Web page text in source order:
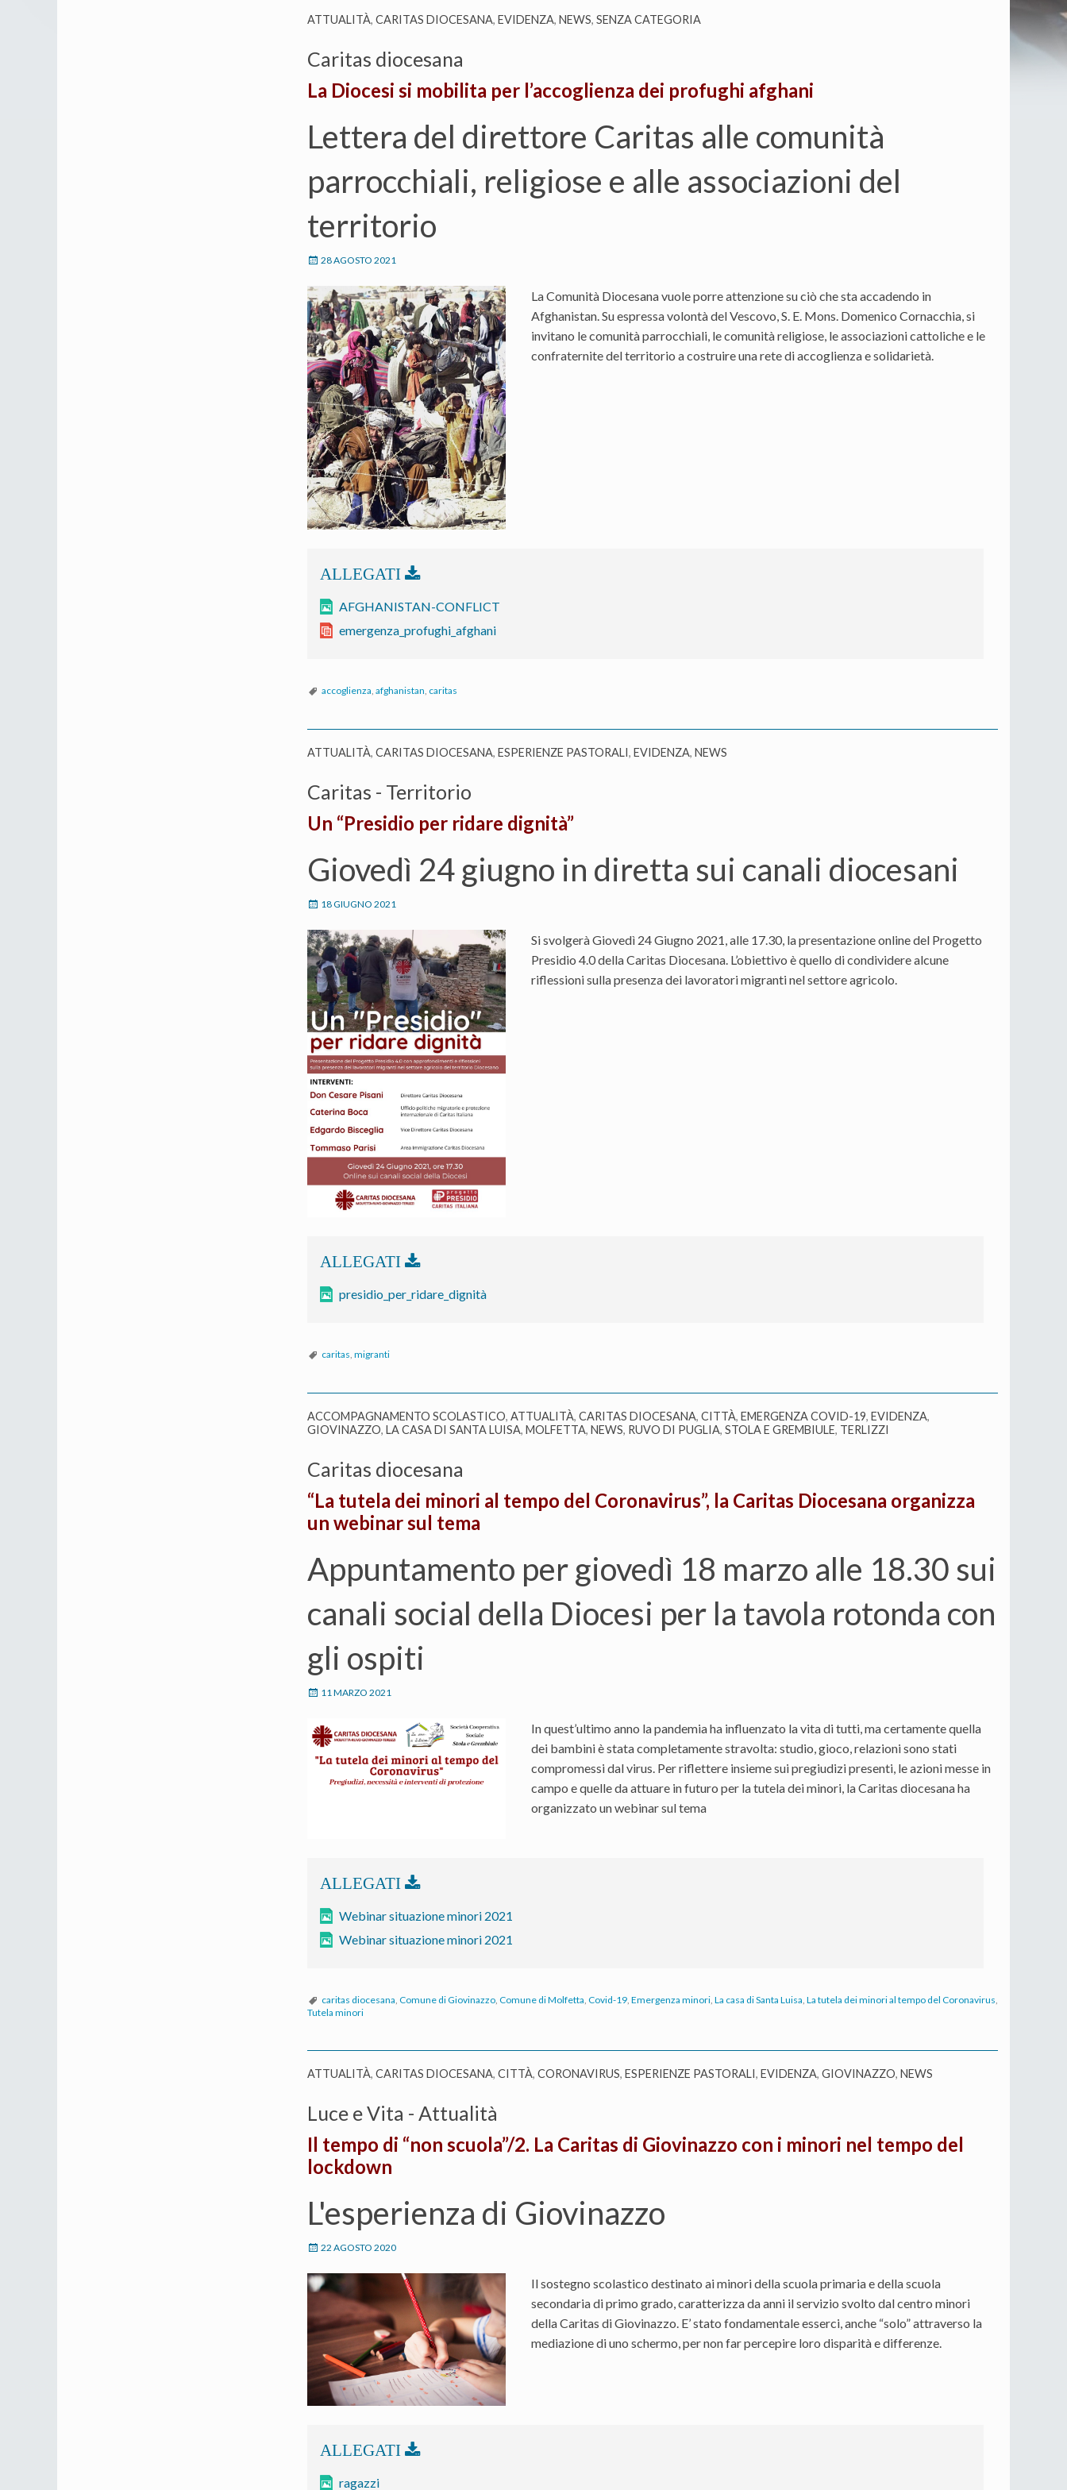
ATTUALITÀ, CARITAS DIOCESANA, EVIDENZA, NEWS, SENZA CATEGORIA
Caritas diocesana
La Diocesi si mobilita per l’accoglienza dei profughi afghani
Lettera del direttore Caritas alle comunità
parrocchiali, religiose e alle associazioni del
territorio
28 AGOSTO 2021
La Comunità Diocesana vuole porre attenzione su ciò che sta accadendo in
Afghanistan. Su espressa volontà del Vescovo, S. E. Mons. Domenico Cornacchia, si
invitano le comunità parrocchiali, le comunità religiose, le associazioni cattoliche e le
confraternite del territorio a costruire una rete di accoglienza e solidarietà.
AFGHANISTAN-CONFLICT
emergenza_profughi_afghani
accoglienza, afghanistan, caritas
ATTUALITÀ, CARITAS DIOCESANA, ESPERIENZE PASTORALI, EVIDENZA, NEWS
Caritas - Territorio
Un “Presidio per ridare dignità”
Giovedì 24 giugno in diretta sui canali diocesani
18 GIUGNO 2021
Si svolgerà Giovedì 24 Giugno 2021, alle 17.30, la presentazione online del Progetto
Presidio 4.0 della Caritas Diocesana. L’obiettivo è quello di condividere alcune
riflessioni sulla presenza dei lavoratori migranti nel settore agricolo.
presidio_per_ridare_dignità
caritas, migranti
ACCOMPAGNAMENTO SCOLASTICO, ATTUALITÀ, CARITAS DIOCESANA, CITTÀ, EMERGENZA COVID-19, EVIDENZA,
GIOVINAZZO, LA CASA DI SANTA LUISA, MOLFETTA, NEWS, RUVO DI PUGLIA, STOLA E GREMBIULE, TERLIZZI
Caritas diocesana
“La tutela dei minori al tempo del Coronavirus”, la Caritas Diocesana organizza
un webinar sul tema
Appuntamento per giovedì 18 marzo alle 18.30 sui
canali social della Diocesi per la tavola rotonda con
gli ospiti
11 MARZO 2021
In quest’ultimo anno la pandemia ha influenzato la vita di tutti, ma certamente quella
dei bambini è stata completamente stravolta: studio, gioco, relazioni sono stati
compromessi dal virus. Per riflettere insieme sui pregiudizi presenti, le azioni messe in
campo e quelle da attuare in futuro per la tutela dei minori, la Caritas diocesana ha
organizzato un webinar sul tema
Webinar situazione minori 2021
Webinar situazione minori 2021
caritas diocesana, Comune di Giovinazzo, Comune di Molfetta, Covid-19, Emergenza minori, La casa di Santa Luisa, La tutela dei minori al tempo del Coronavirus,
Tutela minori
ATTUALITÀ, CARITAS DIOCESANA, CITTÀ, CORONAVIRUS, ESPERIENZE PASTORALI, EVIDENZA, GIOVINAZZO, NEWS
Luce e Vita - Attualità
Il tempo di “non scuola”/2. La Caritas di Giovinazzo con i minori nel tempo del
lockdown
L'esperienza di Giovinazzo
22 AGOSTO 2020
Il sostegno scolastico destinato ai minori della scuola primaria e della scuola
secondaria di primo grado, caratterizza da anni il servizio svolto dal centro minori
della Caritas di Giovinazzo. E’ stato fondamentale esserci, anche “solo” attraverso la
mediazione di uno schermo, per non far percepire loro disparità e differenze.
ragazzi